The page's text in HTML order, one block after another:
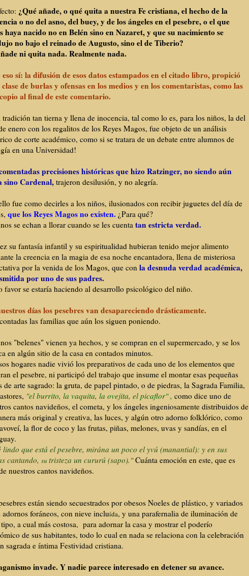
¿Qué añade, o qué quita a nuestra Fe cristiana, el hecho de la
o no del asno, del buey, y de los ángeles en el pesebre, o el que
haya nacido no en Belén sino en Nazaret, y que su nacimiento se
no bajo el reinado de Augusto, sino el de Tiberio?
ni quita nada. Realmente nada.
eso sí: la difusión de esos datos estampados en el citado libro, propició
de burlas y ofensas en los medios y en los comentaristas, como las
al final de este comentario.
tradición tan tierna y llena de inocencia, tal como lo es, para los niños, la del
enero con los regalitos de los Reyes Magos, fue objeto de un análisis
de corte académico, como si se tratara de un debate entre alumnos de
en una Universidad!
precisiones históricas que hizo Ratzinger, no siendo aún
sino Cardenal, trajeron desilusión, y no alegría.
fue como decirles a los niños, ilusionados con recibir juguetes del día de
que los Reyes Magos no existen. ¿Para qué?
se echan a llorar cuando se les cuenta tan estricta verdad.
su fantasía infantil y su espiritualidad hubieran tenido mejor alimento
la creencia en la magia de esa noche encantadora, llena de misteriosa
por la venida de los Magos, que con la desnuda verdad académica,
por uno de sus padres.
favor se estaría haciendo al desarrollo psicológico del niño.
días los pesebres van desapareciendo drásticamente.
las familias que aún los siguen poniendo.
"belenes" vienen ya hechos, y se compran en el supermercado, y se los
en algún sitio de la casa en contados minutos.
hogares nadie vivió los preparativos de cada uno de los elementos que
el pesebre, ni participó del trabajo que insume el montar esas pequeñas
de arte sagrado: la gruta, de papel pintado, o de piedras, la Sagrada Familia,
"el burrito, la vaquita, la ovejita, el picaflor" , como dice uno de
cantos navideños, el cometa, y los ángeles ingeniosamente distribuidos de
más original y creativa, las luces, y algún otro adorno folklórico, como
la flor de coco y las frutas, piñas, melones, uvas y sandías, en el
lindo que está el pesebre, mirána un poco el yvú (manantial): y en sus
cantando, su tristeza un cururú (sapo)." Cuánta emoción en este, que es
nuestros cantos navideños.
están siendo secuestrados por obesos Noeles de plástico, y variados
adornos foráneos, con nieve incluída, y una parafernalia de iluminación de
a cual más costosa, para adornar la casa y mostrar el poderío
de sus habitantes, todo lo cual en nada se relaciona con la celebración
sagrada e íntima Festividad cristiana.
invade. Y nadie parece interesado en detener su avance.